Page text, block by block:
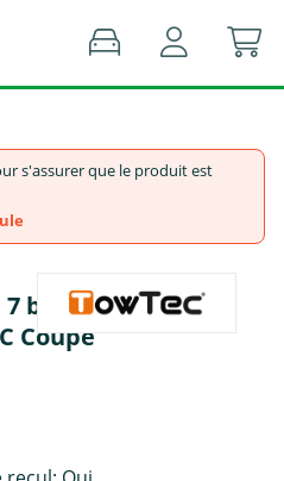
s'assurer que le produit est
broches, TowTec -
Coupe